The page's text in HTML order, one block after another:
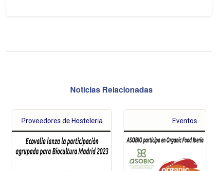
Noticias Relacionadas
Proveedores de Hosteleria Eventos